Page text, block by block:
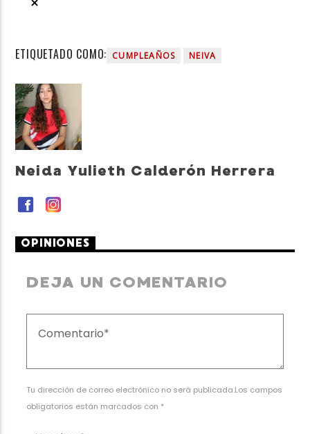
ETIQUETADO COMO: CUMPLEAÑOS NEIVA
Neida Yulieth Calderón Herrera
OPINIONES
DEJA UN COMENTARIO
Tu dirección de correo electrónico no será publicada.Los campos
obligatorios están marcados con *